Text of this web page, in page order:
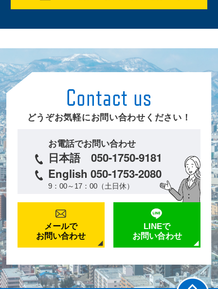
どうぞお気軽にお問い合わせください！
お電話でお問い合わせ
日本語 050-1750-9181
English 050-1753-2080
9：00～17：00（土日休）
メールで
お問い合わせ
LINEで
お問い合わせ